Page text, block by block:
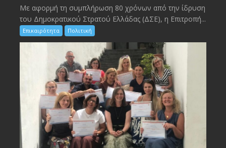
Με αφορμή τη συμπλήρωση 80 χρόνων από την ίδρυση
του Δημοκρατικού Στρατού Ελλάδας (ΔΣΕ), η Επιτροπή...
Επικαιρότητα Πολιτική